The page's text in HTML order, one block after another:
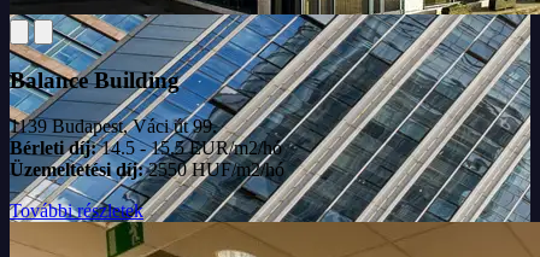
Balance Building
1139 Budapest, Váci út 99.
Bérleti díj:14.5 - 15.5 EUR/m2/hó
Üzemeltetési díj:2550 HUF/m2/hó
További részletek